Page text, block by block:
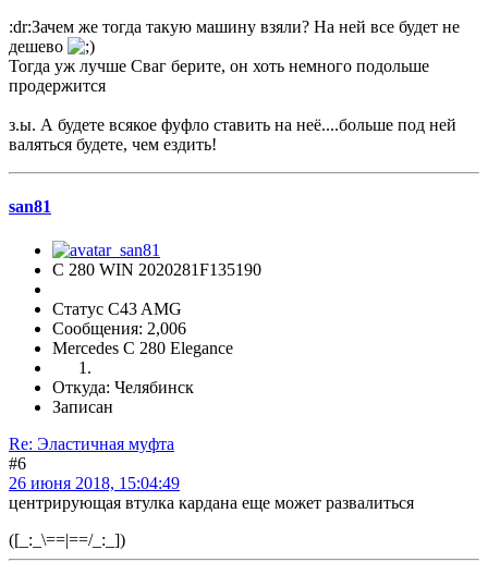
:dr:Зачем же тогда такую машину взяли? На ней все будет не
дешево
Тогда уж лучше Сваг берите, он хоть немного подольше
продержится
з.ы. А будете всякое фуфло ставить на неё....больше под ней
валяться будете, чем ездить!
san81
С 280 WIN 2020281F135190
Статус C43 AMG
Сообщения: 2,006
Mercedes C 280 Elegance
Откуда: Челябинск
Записан
Re: Эластичная муфта
#6
26 июня 2018, 15:04:49
центрирующая втулка кардана еще может развалиться
([_:_\==|==/_:_])